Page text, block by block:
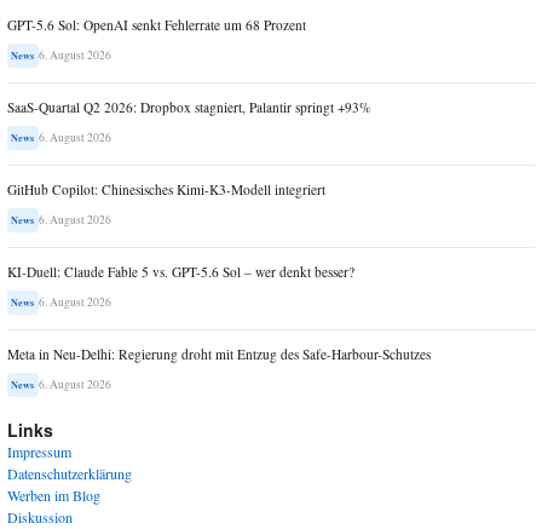
GPT-5.6 Sol: OpenAI senkt Fehlerrate um 68 Prozent
News 6. August 2026
SaaS-Quartal Q2 2026: Dropbox stagniert, Palantir springt +93%
News 6. August 2026
GitHub Copilot: Chinesisches Kimi-K3-Modell integriert
News 6. August 2026
KI-Duell: Claude Fable 5 vs. GPT-5.6 Sol – wer denkt besser?
News 6. August 2026
Meta in Neu-Delhi: Regierung droht mit Entzug des Safe-Harbour-Schutzes
News 6. August 2026
Links
Impressum
Datenschutzerklärung
Werben im Blog
Diskussion